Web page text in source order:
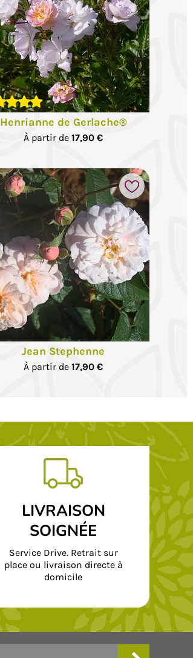
Henrianne de Gerlache®
À partir de 17,90 €
Jean Stephenne
À partir de 17,90 €
LIVRAISON
SOIGNÉE
Service Drive. Retrait sur
place ou livraison directe à
domicile